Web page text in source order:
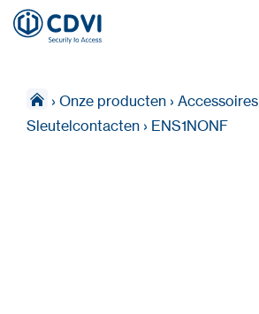
› Onze producten › Accessoires
Sleutelcontacten › ENS1NONF